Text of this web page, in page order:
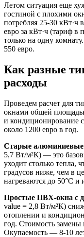
Летом ситуация еще
гостиной с плохими
потребляя 25-30 кВт·ч
евро за кВт·ч (тариф в
только на одну
550 евро.
Как разные
расходы
Проведем расчет для
окнами общей
и
около 1200 евро в год.
Старые алюминиевые
5,7 Вт/м²К) — это
уходит столько тепла,
градусов ниже, чем в
нагреваются до 50°C и
Простые ПВХ-окна с
value = 2,8 Вт/м²К)
отоплении и
год. Стоимость замены
Окупаемость — 8-10